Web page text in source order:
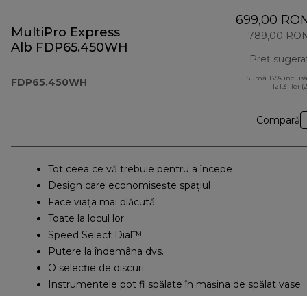
MultiPro Express
Alb FDP65.450WH
FDP65.450WH
699,00
789,00
Preț
Sumă TVA
121,31 lei
Compară
Tot ceea ce vă trebuie pentru a începe
Design care economisește spațiul
Face viața mai plăcută
Toate la locul lor
Speed Select Dial™
Putere la îndemâna dvs.
O selecție de discuri
Instrumentele pot fi spălate în mașina de spălat vase